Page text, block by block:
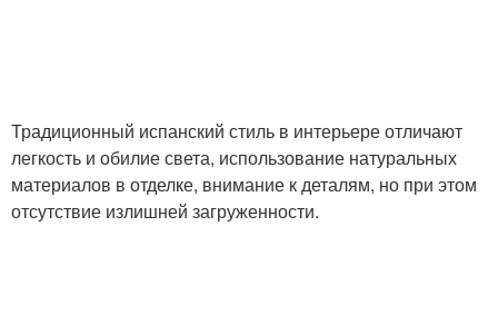
Традиционный испанский стиль в интерьере отличают
легкость и обилие света, использование натуральных
материалов в отделке, внимание к деталям, но при этом
отсутствие излишней загруженности.